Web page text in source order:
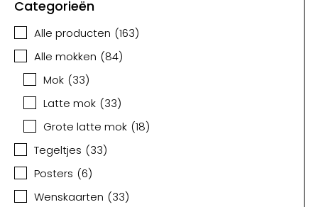
Categorieën
Alle producten (163)
Alle mokken (84)
Mok (33)
Latte mok (33)
Grote latte mok (18)
Tegeltjes (33)
Posters (6)
Wenskaarten (33)